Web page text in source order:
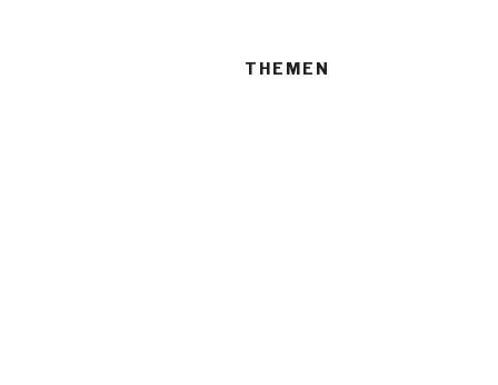
THEMEN